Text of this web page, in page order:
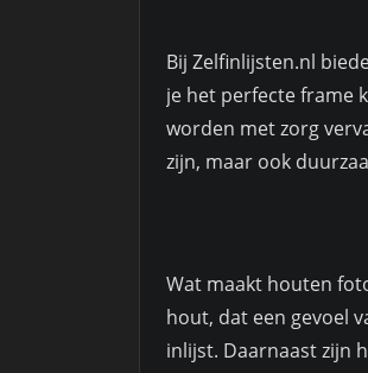
Bij Zelfinlijsten.nl
je het perfecte frame
worden met zorg
zijn, maar ook
Wat maakt houten
hout, dat een gevoel
inlijst. Daarnaast zijn